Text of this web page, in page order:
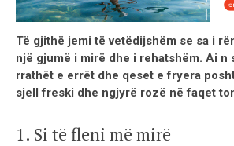
Të gjithë jemi të vetëdijshëm se sa i
një gjumë i mirë dhe i rehatshëm. Ai n
rrathët e errët dhe qeset e fryera
sjell freski dhe ngjyrë rozë në faqet
1. Si të fleni më mirë